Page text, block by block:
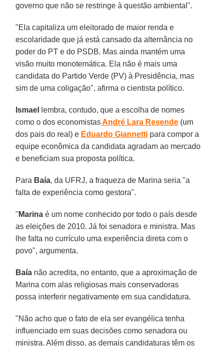
governo que não se restringe à questão ambiental".
"Ela capitaliza um eleitorado de maior renda e
escolaridade que já está cansado da alternância no
poder do PT e do PSDB. Mas ainda mantém uma
visão muito monotemática. Ela não é mais uma
candidata do Partido Verde (PV) à Presidência, mas
sim de uma coligação", afirma o cientista político.
Ismael
lembra, contudo, que a escolha de nomes
como o dos economistasAndré Lara Resende (um
dos pais do real) e Eduardo Giannetti para compor a
equipe econômica da candidata agradam ao mercado
e beneficiam sua proposta política.
Para Baía, da UFRJ, a fraqueza de Marina seria "a
falta de experiência como gestora".
" Marina é um nome conhecido por todo o país desde
as eleições de 2010. Já foi senadora e ministra. Mas
lhe falta no currículo uma experiência direta com o
povo", argumenta.
Baía não acredita, no entanto, que a aproximação de
Marina com alas religiosas mais conservadoras
possa interferir negativamente em sua candidatura.
"Não acho que o fato de ela ser evangélica tenha
influenciado em suas decisões como senadora ou
ministra. Além disso, as demais candidaturas têm os